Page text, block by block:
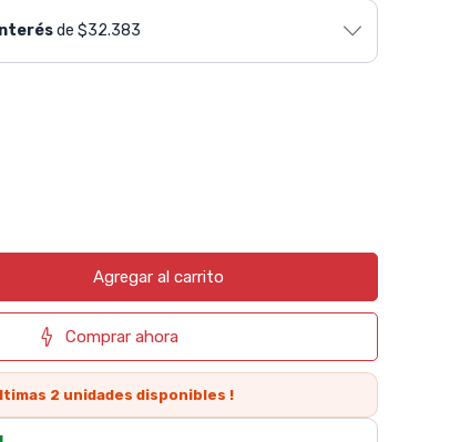
de $32.383
Agregar al carrito
Comprar ahora
2 unidades disponibles !